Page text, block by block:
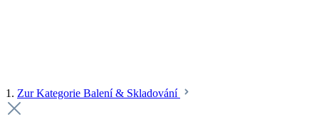
1. Zur Kategorie Balení & Skladování